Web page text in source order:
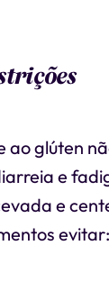
ao glúten
e
e
evitar: